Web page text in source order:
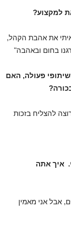
למקצוע?
את אהבת הקהל,
בחום ובאהבה"
פעולה, האם
להצליח בזכות
איך אתה
אבל אני מאמין